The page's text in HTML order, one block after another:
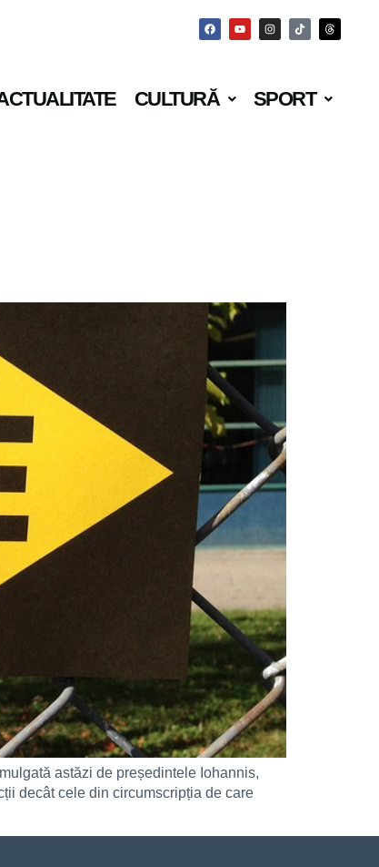
CULTURĂ SPORT
astăzi de președintele Iohannis,
decât cele din circumscripția de care